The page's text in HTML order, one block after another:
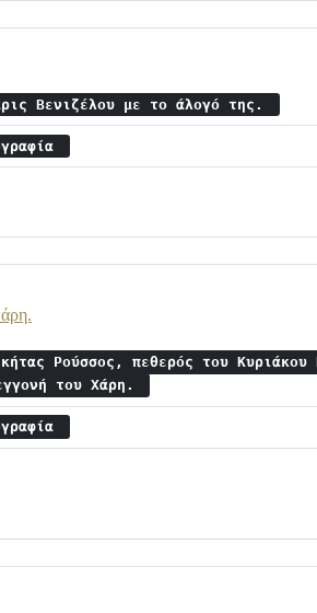
Βενιζέλου με το άλογό της.
Ρούσσος, πεθερός του Κυριάκου
του Χάρη.